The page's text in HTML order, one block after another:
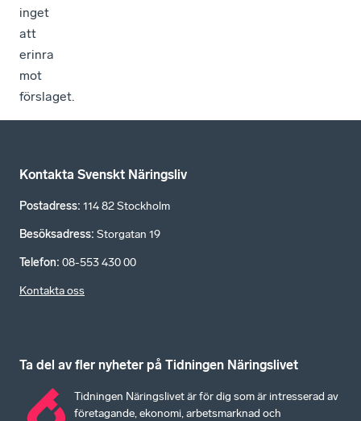
inget
att
erinra
mot
förslaget.
Kontakta Svenskt Näringsliv
Postadress: 114 82 Stockholm
Besöksadress: Storgatan 19
Telefon: 08-553 430 00
Kontakta oss
Ta del av fler nyheter på Tidningen Näringslivet
Tidningen Näringslivet är för dig som är intresserad av
företagande, ekonomi, arbetsmarknad och